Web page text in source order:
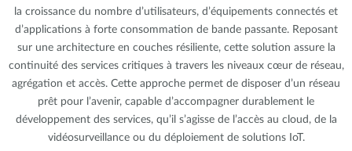
la croissance du nombre d’utilisateurs, d’équipements connectés et
d’applications à forte consommation de bande passante. Reposant
sur une architecture en couches résiliente, cette solution assure la
continuité des services critiques à travers les niveaux cœur de réseau,
agrégation et accès. Cette approche permet de disposer d’un réseau
prêt pour l’avenir, capable d’accompagner durablement le
développement des services, qu’il s’agisse de l’accès au cloud, de la
vidéosurveillance ou du déploiement de solutions IoT.